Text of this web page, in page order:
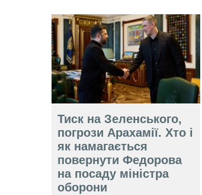
Тиск на Зеленського,
погрози Арахамії. Хто і
як намагається
повернути Федорова
на посаду міністра
оборони